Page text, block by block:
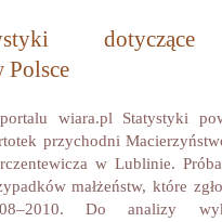
dotyczące
Polsce
wiara.pl Statystyki
przychodni
w Lublinie.
małżeństw, które
Do analizy